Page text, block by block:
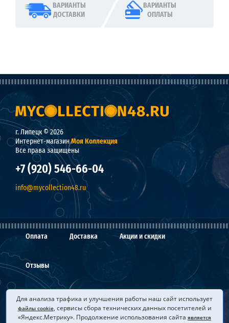
ВАРИАНТЫ
ДОСТАВКИ
ВАРИАНТЫ
ОПЛАТЫ
г. Липецк © 2026
Интернет-магазинМоя Коллекция
Все права защищены
+7 (920) 546-66-04
info@mycollection48.ru
Оплата Доставка Акции и скидки
Отзывы
Мы покупаем Вопросы и ответы
Для анализа трафика и улучшения работы наш сайт использует
файлы cookie, сервисы сбора технических данных посетителей и
«Яндекс.Метрику». Продолжение использования сайта является